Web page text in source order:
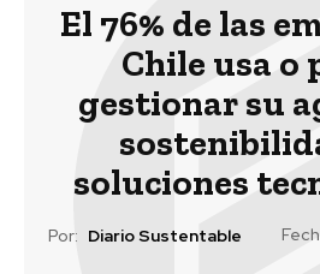
El 76% de las
Chile usa o
gestionar su
soluciones
Por: Diario Sustentable